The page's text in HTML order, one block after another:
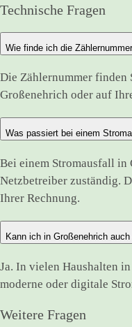
Technische Fragen
Wie finde ich die
Die Zählernummer finden
Großenehrich oder auf
Was passiert bei einem
Bei einem Stromausfall
Netzbetreiber zuständig.
Ihrer Rechnung.
Kann ich in Großenehrich
Ja. In vielen Haushalten
moderne oder digitale
Weitere Fragen